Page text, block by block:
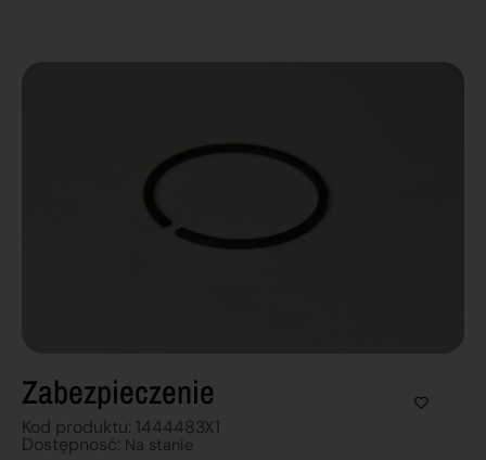
Zabezpieczenie
Kod produktu: 1444483X1
Dostępnosć: Na stanie